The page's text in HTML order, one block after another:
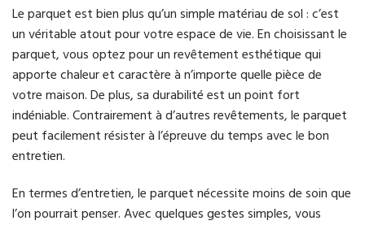
Le parquet est bien plus qu’un simple matériau de sol : c’est
un véritable atout pour votre espace de vie. En choisissant le
parquet, vous optez pour un revêtement esthétique qui
apporte chaleur et caractère à n’importe quelle pièce de
votre maison. De plus, sa durabilité est un point fort
indéniable. Contrairement à d’autres revêtements, le parquet
peut facilement résister à l’épreuve du temps avec le bon
entretien.
En termes d’entretien, le parquet nécessite moins de soin que
l’on pourrait penser. Avec quelques gestes simples, vous